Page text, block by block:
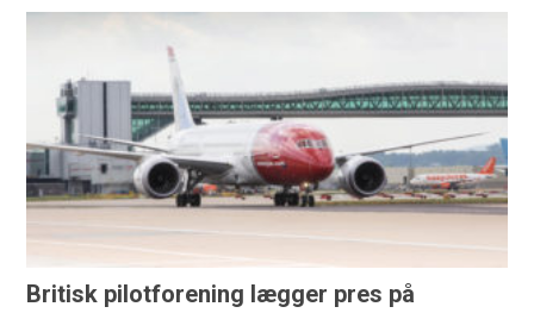
Britisk pilotforening lægger pres på